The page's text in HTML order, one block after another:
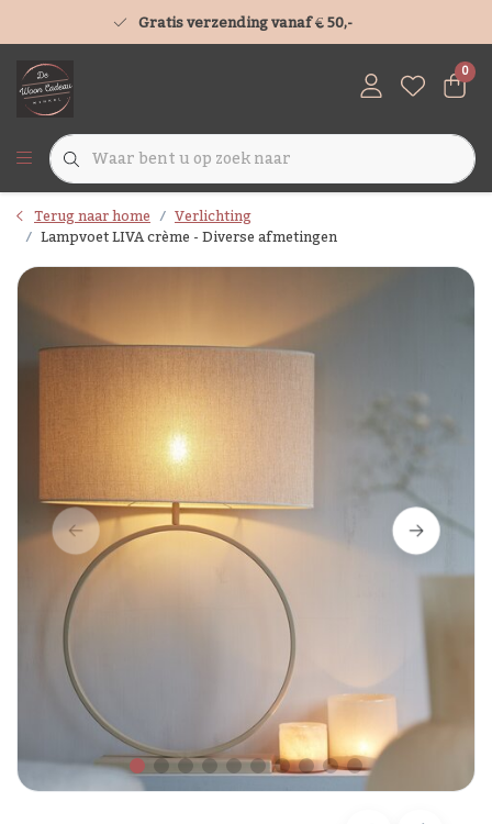
Gratis verzending vanaf € 50,-
0
Terug naar home Verlichting
Lampvoet LIVA crème - Diverse afmetingen